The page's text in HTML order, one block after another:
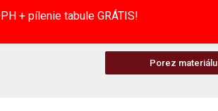
+ pílenie tabule GRÁTIS!
Porez materiálu